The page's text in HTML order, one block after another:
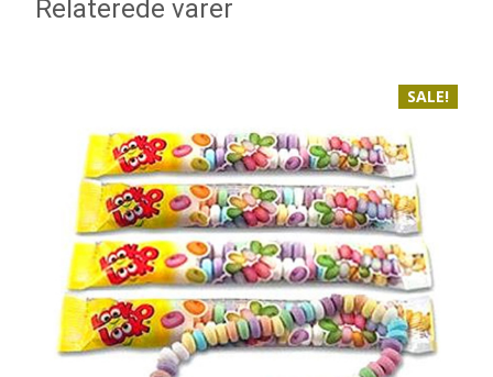
Relaterede varer
SALE!